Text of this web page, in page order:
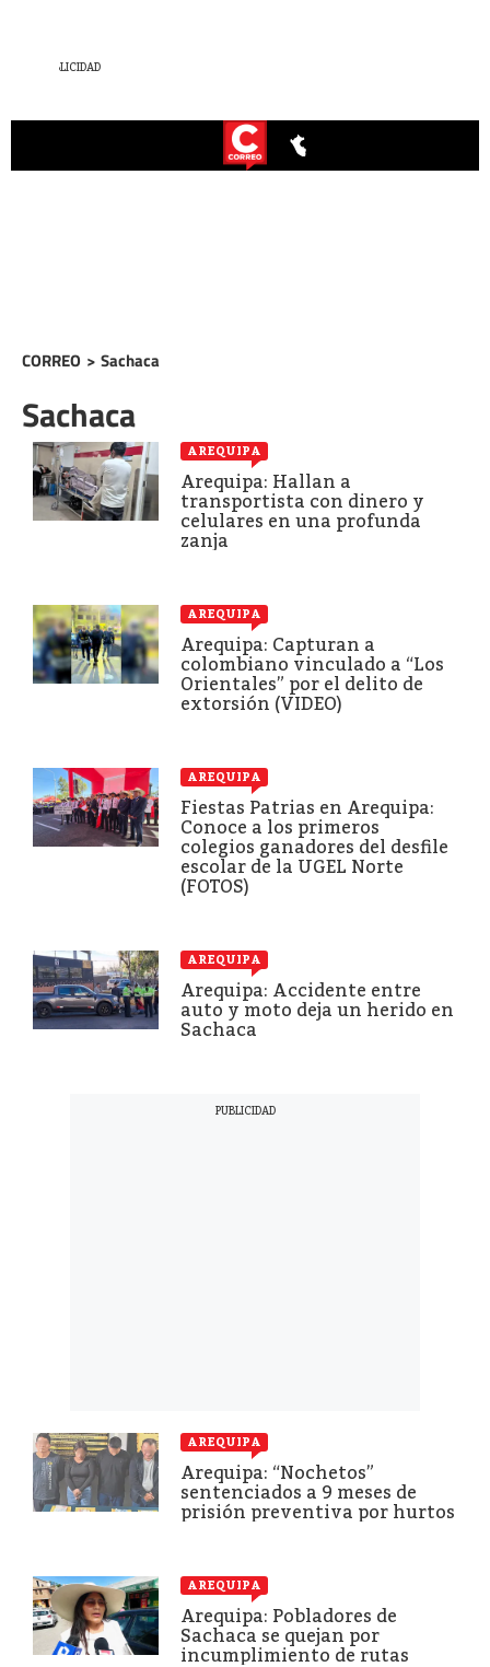
CORREO > Sachaca
Sachaca
AREQUIPA
Arequipa: Hallan a
transportista con dinero y
celulares en una profunda
zanja
AREQUIPA
Arequipa: Capturan a
colombiano vinculado a “Los
Orientales” por el delito de
extorsión (VIDEO)
AREQUIPA
Fiestas Patrias en Arequipa:
Conoce a los primeros
colegios ganadores del desfile
escolar de la UGEL Norte
(FOTOS)
AREQUIPA
Arequipa: Accidente entre
auto y moto deja un herido en
Sachaca
AREQUIPA
Arequipa: “Nochetos”
sentenciados a 9 meses de
prisión preventiva por hurtos
AREQUIPA
Arequipa: Pobladores de
Sachaca se quejan por
incumplimiento de rutas